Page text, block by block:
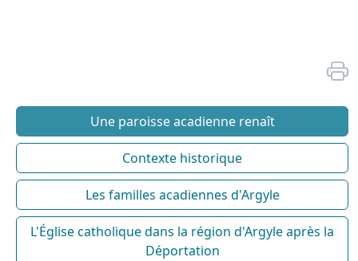
Une paroisse acadienne renaît
Contexte historique
Les familles acadiennes d'Argyle
L'Église catholique dans la région d'Argyle après la
Déportation